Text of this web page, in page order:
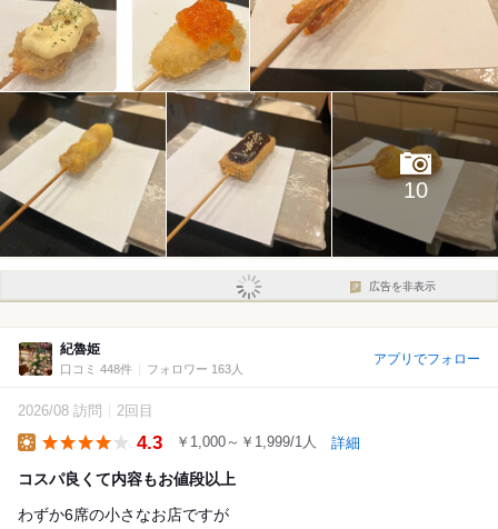
10
広告を非表示
紀魯姫
口コミ 448件 フォロワー 163人
アプリでフォロー
2026/08 訪問 2回目
4.3 ￥1,000～￥1,999/1人 詳細
コスパ良くて内容もお値段以上
わずか6席の小さなお店ですが